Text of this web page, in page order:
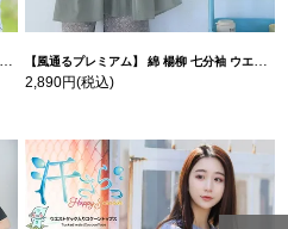
【風通るプレミアム】 綿 楊柳 七分袖 ウエストギャザー ブラウス | 大きいサイズの通販ならハッピーマリリン
2,890円(税込)